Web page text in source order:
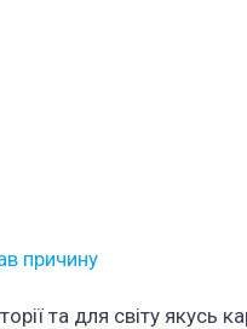
причину
та для світу якусь